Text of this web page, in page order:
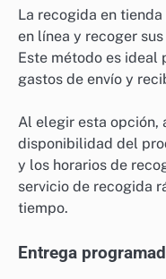
La recogida en
en línea y recoger
Este método es ideal
gastos de envío y
Al elegir esta opción,
disponibilidad del
y los horarios de
servicio de recogida
tiempo.
Entrega